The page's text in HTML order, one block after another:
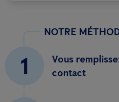
NOTRE
1
Vous
contact